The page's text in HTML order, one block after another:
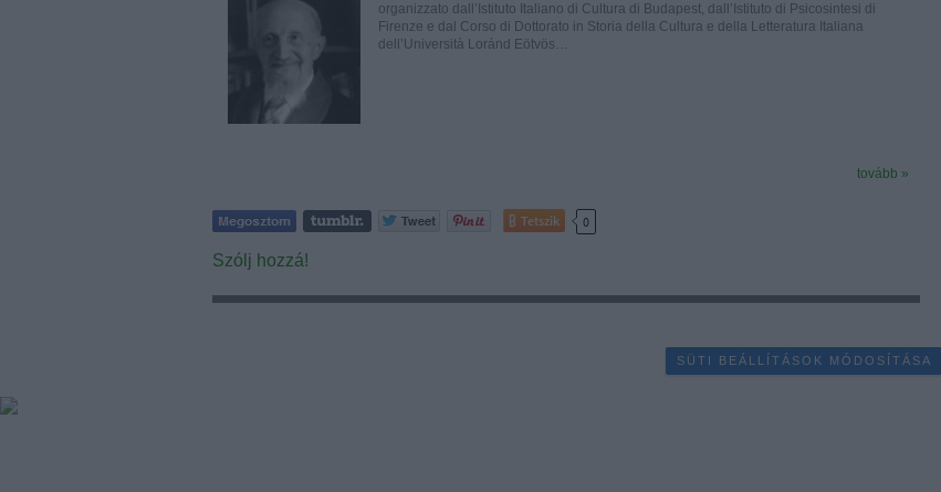
organizzato dall’Istituto Italiano di Cultura di Budapest, dall’Istituto di Psicosintesi di
Firenze e dal Corso di Dottorato in Storia della Cultura e della Letteratura Italiana
dell’Università Loránd Eötvös…
tovább »
Tetszik 0
Szólj hozzá!
SÜTI BEÁLLÍTÁSOK MÓDOSÍTÁSA